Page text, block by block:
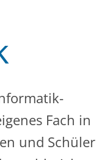
Fach in
und Schüler